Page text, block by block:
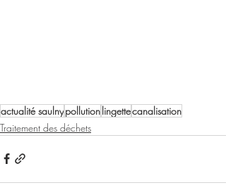
actualité saulnypollutionlingettecanalisation
Traitement des déchets